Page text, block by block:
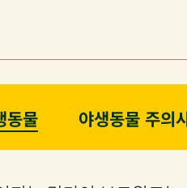
동물 야생동물 주의